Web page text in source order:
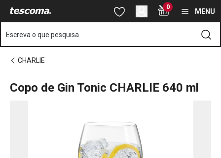
Está na página Copo de Gin Tonic CHARLIE 640 ml
Saltar para o conteúdo principal
Saltar para a pesquisa
Saltar para a navegação 0
MENU
Escreva o que pesquisa
CHARLIE
Copo de Gin Tonic CHARLIE 640 ml